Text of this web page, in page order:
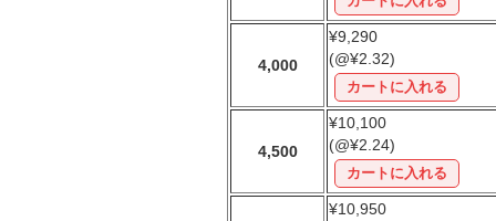
4,000
¥9,290
(@¥2.32)
4,500
¥10,100
(@¥2.24)
¥10,950